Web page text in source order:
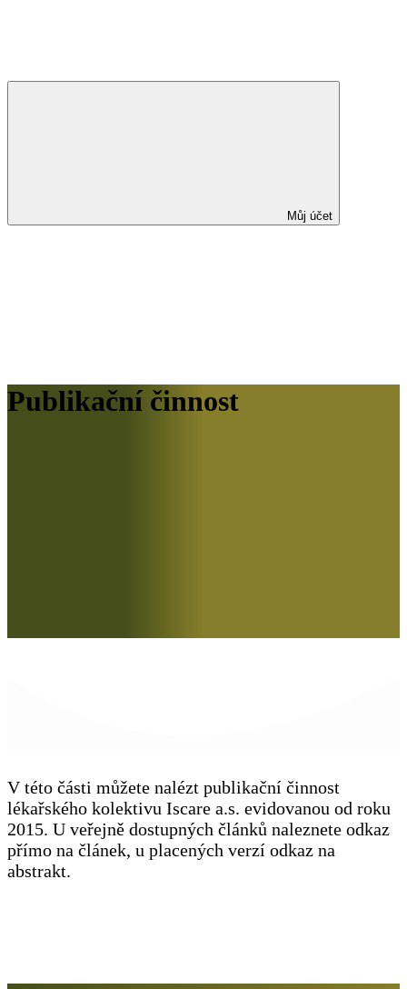
Můj účet
Publikační činnost
V této části můžete nalézt publikační činnost
lékařského kolektivu Iscare a.s. evidovanou od roku
2015. U veřejně dostupných článků naleznete odkaz
přímo na článek, u placených verzí odkaz na
abstrakt.